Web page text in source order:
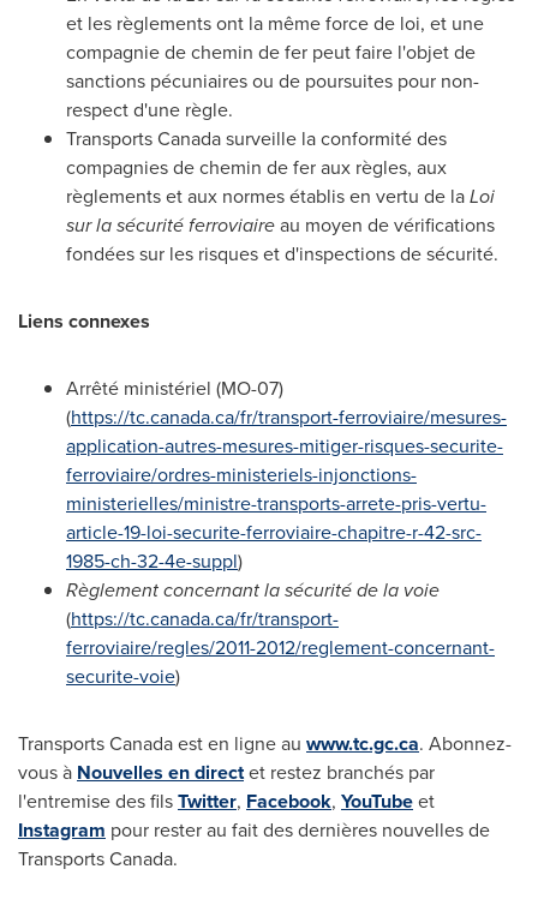
et les règlements ont la même force de loi, et une
compagnie de chemin de fer peut faire l'objet de
sanctions pécuniaires ou de poursuites pour non-
respect d'une règle.
TransportsCanadasurveille la conformité des
compagnies de chemin de fer aux règles, aux
règlements et aux normes établis en vertu de laLoi
sur la sécurité ferroviaireau moyen de vérifications
fondées sur les risques et d'inspections de sécurité.
Liens connexes
Arrêté ministériel (MO-07)
(https://tc.canada.ca/fr/transport-ferroviaire/mesures-
application-autres-mesures-mitiger-risques-securite-
ferroviaire/ordres-ministeriels-injonctions-
ministerielles/ministre-transports-arrete-pris-vertu-
article-19-loi-securite-ferroviaire-chapitre-r-42-src-
1985-ch-32-4e-suppl)
Règlement concernant la sécurité de la voie
(https://tc.canada.ca/fr/transport-
ferroviaire/regles/2011-2012/reglement-concernant-
securite-voie)
Transports Canada est en ligne au www.tc.gc.ca. Abonnez-
vous à Nouvelles en directet restez branchés par
l'entremise des filsTwitter, Facebook, YouTubeet
Instagram pour rester au fait des dernières nouvelles de
Transports Canada.